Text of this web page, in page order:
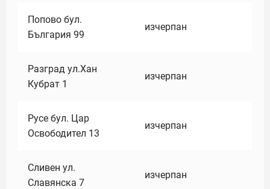
Попово бул.
България 99
изчерпан
Разград ул.Хан
Кубрат 1
изчерпан
Русе бул. Цар
Освободител 13
изчерпан
Сливен ул.
Славянска 7
изчерпан